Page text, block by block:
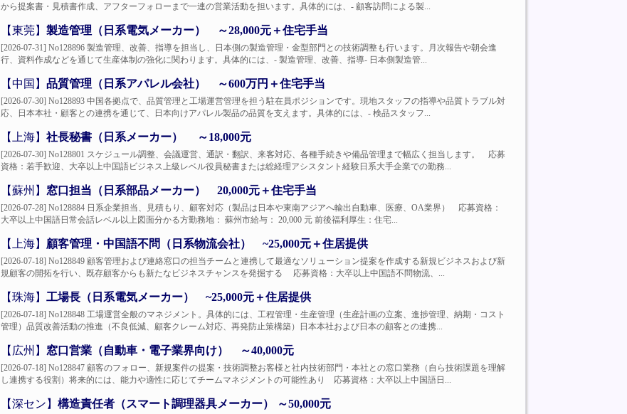
から提案書・見積書作成、アフターフォローまで一連の営業活動を担います。具体的には、- 顧客訪問による製...
【東莞】 製造管理（日系電気メーカー） ～28,000元＋住宅手当
[2026-07-31] No128896 製造管理、改善、指導を担当し、日本側の製造管理・金型部門との技術調整も行います。月次報告や朝会進
行、資料作成などを通じて生産体制の強化に関わります。具体的には、- 製造管理、改善、指導- 日本側製造管...
【中国】 品質管理（日系アパレル会社） ～600万円＋住宅手当
[2026-07-30] No128893 中国各拠点で、品質管理と工場運営管理を担う駐在員ポジションです。現地スタッフの指導や品質トラブル対
応、日本本社・顧客との連携を通じて、日本向けアパレル製品の品質を支えます。具体的には、- 検品スタッフ...
【上海】 社長秘書（日系メーカー） ～18,000元
[2026-07-30] No128801 スケジュール調整、会議運営、通訳・翻訳、来客対応、各種手続きや備品管理まで幅広く担当します。 応募
資格：若手歓迎、大卒以上中国語ビジネス上級レベル役員秘書または総経理アシスタント経験日系大手企業での勤務...
【蘇州】 窓口担当（日系部品メーカー） 20,000元＋住宅手当
[2026-07-28] No128884 日系企業担当、見積もり、顧客対応（製品は日本や東南アジアへ輸出自動車、医療、OA業界） 応募資格：
大卒以上中国語日常会話レベル以上図面分かる方勤務地： 蘇州市給与： 20,000 元 前後福利厚生：住宅...
【上海】 顧客管理・中国語不問（日系物流会社） ~25,000元＋住居提供
[2026-07-18] No128849 顧客管理および連絡窓口の担当チームと連携して最適なソリューション提案を作成する新規ビジネスおよび新
規顧客の開拓を行い、既存顧客からも新たなビジネスチャンスを発掘する 応募資格：大卒以上中国語不問物流、...
【珠海】 工場長（日系電気メーカー） ~25,000元＋住居提供
[2026-07-18] No128848 工場運営全般のマネジメント。具体的には、工程管理・生産管理（生産計画の立案、進捗管理、納期・コスト
管理）品質改善活動の推進（不良低減、顧客クレーム対応、再発防止策構築）日本本社および日本の顧客との連携...
【広州】 窓口営業（自動車・電子業界向け） ～40,000元
[2026-07-18] No128847 顧客のフォロー、新規案件の提案・技術調整お客様と社内技術部門・本社との窓口業務（自ら技術課題を理解
し連携する役割）将来的には、能力や適性に応じてチームマネジメントの可能性あり 応募資格：大卒以上中国語日...
【深セン】 構造責任者（スマート調理器具メーカー） ～50,000元